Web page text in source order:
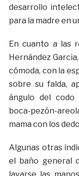
desarrollo
para la madre en
En cuanto a las
Hernández
cómoda, con la
sobre su falda,
ángulo del codo
boca-pezón-
mama con los
Algunas otras
el baño general